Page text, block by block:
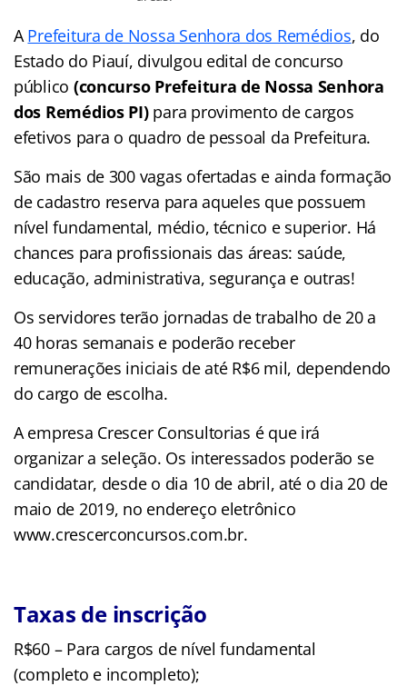
APrefeitura de Nossa Senhora dos Remédios, do
Estado do Piauí, divulgou edital de concurso
público (concurso Prefeitura de Nossa Senhora
dos Remédios PI)para provimento de cargos
efetivos para o quadro de pessoal da Prefeitura.
São mais de 300 vagas ofertadas e ainda formação
de cadastro reserva para aqueles que possuem
nível fundamental, médio, técnico e superior. Há
chances para profissionais das áreas: saúde,
educação, administrativa, segurança e outras!
Os servidores terão jornadas de trabalho de 20 a
40 horas semanais e poderão receber
remunerações iniciais de até R$6 mil, dependendo
do cargo de escolha.
A empresa Crescer Consultorias é que irá
organizar a seleção. Os interessados poderão se
candidatar, desde o dia 10 de abril, até o dia 20 de
maio de 2019, no endereço eletrônico
www.crescerconcursos.com.br.
Taxas de inscrição
R$60 – Para cargos de nível fundamental
(completo e incompleto);